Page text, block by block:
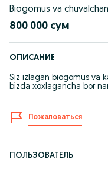
Biogomus va
800 000 сум
ОПИСАНИЕ
Siz izlagan biogomus va
bizda xoxlagancha bor
Пожаловаться
ПОЛЬЗОВАТЕЛЬ